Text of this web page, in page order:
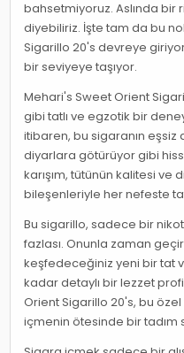
bahsetmiyoruz. Aslında bir
diyebiliriz. İşte tam da bu
Sigarillo 20's devreye
bir seviyeye taşıyor.
Mehari's Sweet Orient
gibi tatlı ve egzotik bir
itibaren, bu sigaranın eşsiz
diyarlara götürüyor gibi
karışım, tütünün kalitesi
bileşenleriyle her nefeste
Bu sigarillo, sadece bir
fazlası. Onunla zaman
keşfedeceğiniz yeni bir tat
kadar detaylı bir lezzet
Orient Sigarillo 20's, bu
içmenin ötesinde bir tadım